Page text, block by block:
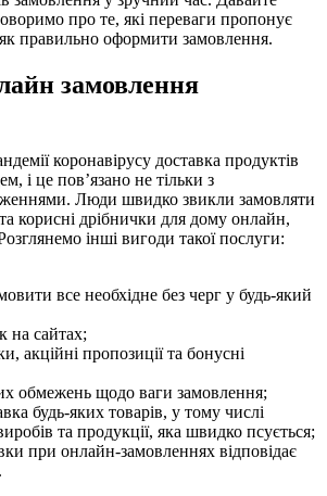
про те, які переваги пропонує
правильно оформити замовлення.
замовлення
коронавірусу доставка продуктів
і це пов’язано не тільки з
Люди швидко звикли замовляти
корисні дрібнички для дому онлайн,
інші вигоди такої послуги:
все необхідне без черг у будь-який
на сайтах;
акційні пропозиції та бонусні
обмежень щодо ваги замовлення;
будь-яких товарів, у тому числі
та продукції, яка швидко псується;
при онлайн-замовленнях відповідає